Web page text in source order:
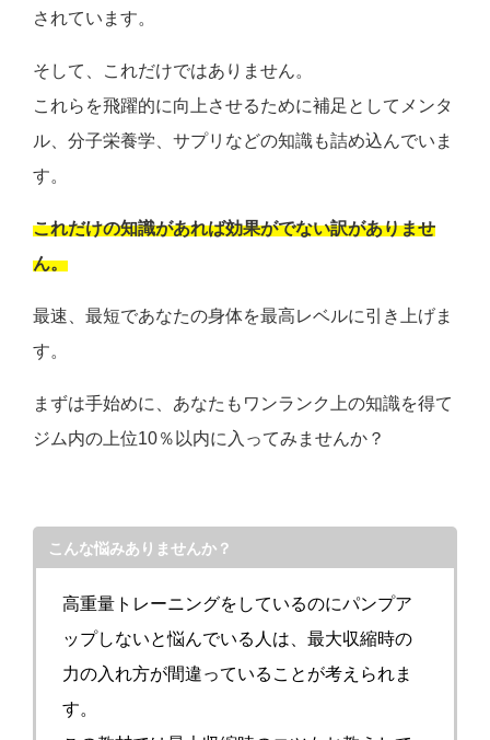
されています。
そして、これだけではありません。
これらを飛躍的に向上させるために補足としてメンタ
ル、分子栄養学、サプリなどの知識も詰め込んでいま
す。
これだけの知識があれば効果がでない訳がありませ
ん。
最速、最短であなたの身体を最高レベルに引き上げま
す。
まずは手始めに、あなたもワンランク上の知識を得て
ジム内の上位10％以内に入ってみませんか？
こんな悩みありませんか？
高重量トレーニングをしているのにパンプア
ップしないと悩んでいる人は、最大収縮時の
力の入れ方が間違っていることが考えられま
す。